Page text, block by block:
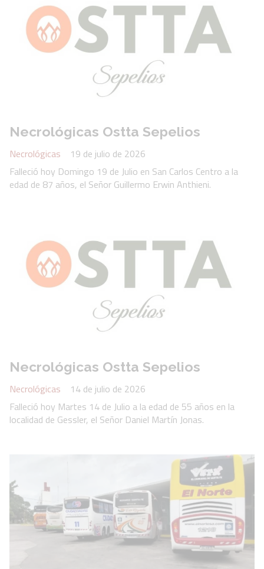
Necrológicas Ostta Sepelios
Necrológicas
19 de julio de 2026
Falleció hoy Domingo 19 de Julio en San Carlos Centro a la
edad de 87 años, el Señor Guillermo Erwin Anthieni.
Necrológicas Ostta Sepelios
Necrológicas
14 de julio de 2026
Falleció hoy Martes 14 de Julio a la edad de 55 años en la
localidad de Gessler, el Señor Daniel Martín Jonas.